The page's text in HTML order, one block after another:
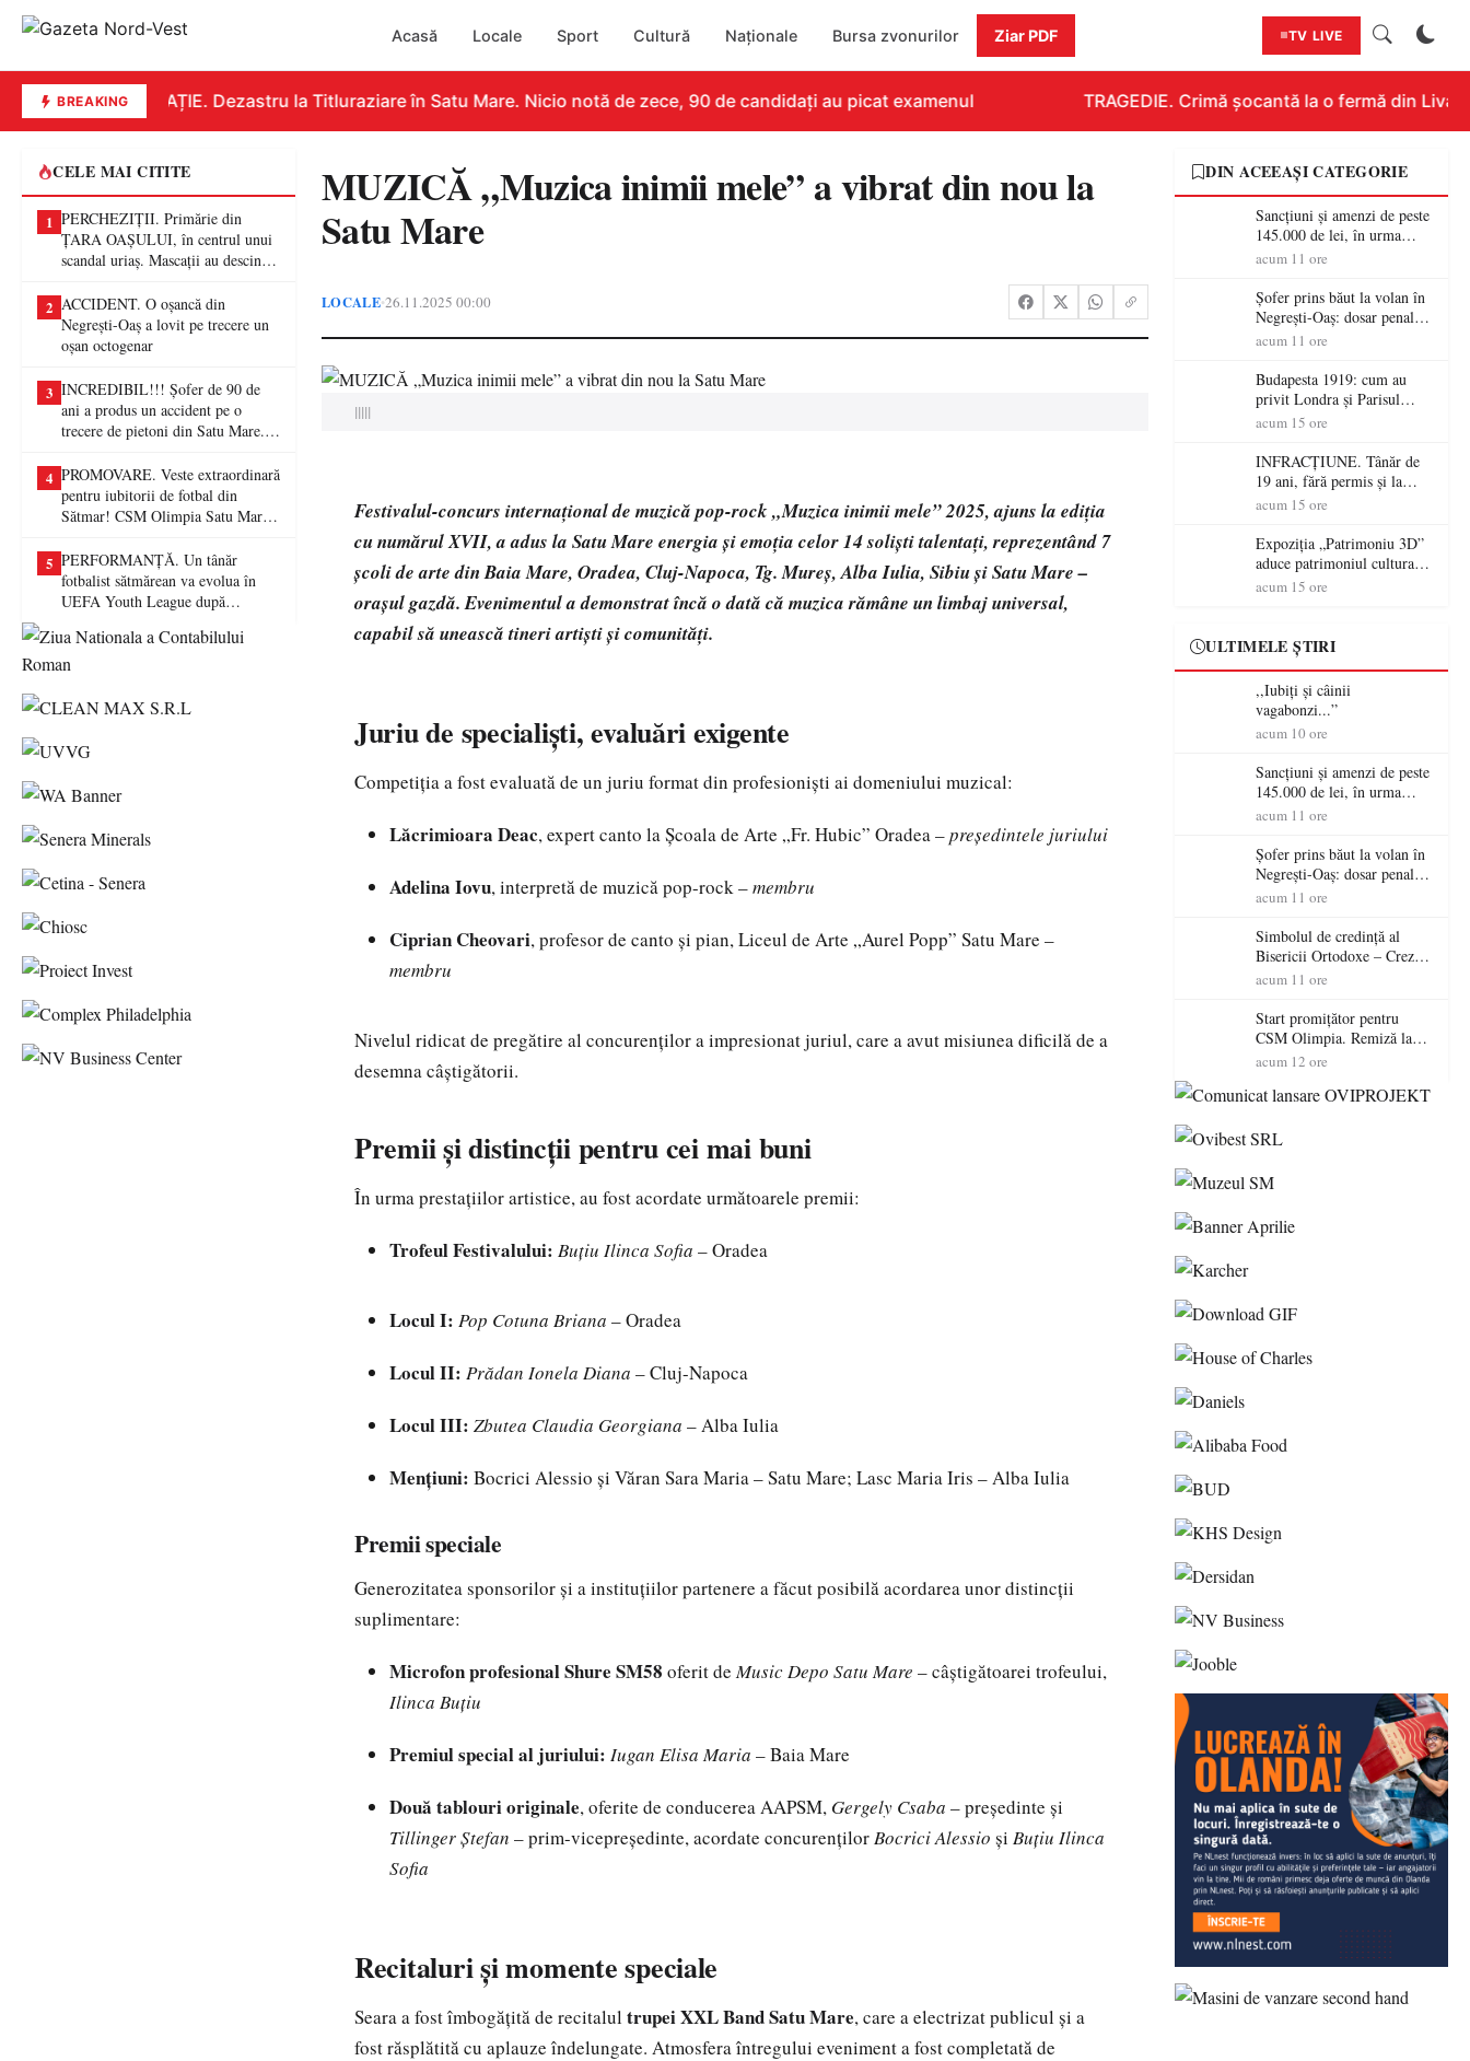
Acasă Locale Sport Cultură Naționale Bursa zvonurilor Ziar PDF TV LIVE
BREAKINGEDUCAȚIE. Dezastru la Titluraziare în Satu Mare. Nicio notă de zece, 90 de candidați au picat examenul TRAGEDIE. Crimă șocantă la o fermă din
CELE MAI CITITE
1 PERCHEZIȚII. Primărie din
ȚARA OAȘULUI, în centrul unui
scandal uriaș. Mascații au descins
fraude de proporții
2 ACCIDENT. O oșancă din
Negrești-Oaș a lovit pe trecere un
oșan octogenar
3 INCREDIBIL!!! Șofer de 90 de
ani a produs un accident pe o
trecere de pietoni din Satu Mare. O
4 PROMOVARE. Veste extraordinară
pentru iubitorii de fotbal din
Sătmar! CSM Olimpia Satu Mare
5 PERFORMANȚĂ. Un tânăr
fotbalist sătmărean va evolua în
UEFA Youth League după
MUZICĂ „Muzica inimii mele” a vibrat din nou la
Satu Mare
LOCALE•26.11.2025 00:00
|||||
Festivalul-concurs internațional de muzică pop-rock „Muzica inimii mele” 2025, ajuns la ediția
cu numărul XVII, a adus la Satu Mare energia și emoția celor 14 soliști talentați, reprezentând 7
școli de arte din Baia Mare, Oradea, Cluj-Napoca, Tg. Mureș, Alba Iulia, Sibiu și Satu Mare –
orașul gazdă. Evenimentul a demonstrat încă o dată că muzica rămâne un limbaj universal,
capabil să unească tineri artiști și comunități.
Juriu de specialiști, evaluări exigente
Competiția a fost evaluată de un juriu format din profesioniști ai domeniului muzical:
Lăcrimioara Deac, expert canto la Școala de Arte „Fr. Hubic” Oradea –președintele juriului
Adelina Iovu, interpretă de muzică pop-rock –membru
Ciprian Cheovari, profesor de canto și pian, Liceul de Arte „Aurel Popp” Satu Mare –
membru
Nivelul ridicat de pregătire al concurenților a impresionat juriul, care a avut misiunea dificilă de a
desemna câștigătorii.
Premii și distincții pentru cei mai buni
În urma prestațiilor artistice, au fost acordate următoarele premii:
Trofeul Festivalului: Buțiu Ilinca Sofia – Oradea
Locul I: Pop Cotuna Briana – Oradea
Locul II: Prădan Ionela Diana – Cluj-Napoca
Locul III: Zbutea Claudia Georgiana – Alba Iulia
Mențiuni: Bocrici Alessio și Văran Sara Maria – Satu Mare; Lasc Maria Iris – Alba Iulia
Premii speciale
Generozitatea sponsorilor și a instituțiilor partenere a făcut posibilă acordarea unor distincții
suplimentare:
Microfon profesional Shure SM58 oferit deMusic Depo Satu Mare – câștigătoarei trofeului,
Ilinca Buțiu
Premiul special al juriului: Iugan Elisa Maria – Baia Mare
Două tablouri originale, oferite de conducerea AAPSM, Gergely Csaba – președinte și
Tillinger Ștefan – prim-vicepreședinte, acordate concurențilorBocrici Alessio și Buțiu Ilinca
Sofia
Recitaluri și momente speciale
Seara a fost îmbogățită de recitalul trupei XXL Band Satu Mare, care a electrizat publicul și a
fost răsplătită cu aplauze îndelungate. Atmosfera întregului eveniment a fost completată de
DIN ACEEAȘI CATEGORIE
Sancțiuni și amenzi de peste
145.000 de lei, în urma
acțiunilor polițiștilor
acum 11 ore
Șofer prins băut la volan în
Negrești-Oaș: dosar penal
după un control al
acum 11 ore
Budapesta 1919: cum au
privit Londra și Parisul
ocupația românească și de ce
victorii militare ale
României a devenit o
controversă diplomatică
europeană ( partea a II-a)
acum 15 ore
INFRACȚIUNE. Tânăr de
19 ani, fără permis și la
volanul unei autoutilitare
acum 15 ore
Expoziția „Patrimoniu 3D”
aduce patrimoniul cultural
în era digitală la Castelul
acum 15 ore
ULTIMELE ȘTIRI
,,Iubiți și câinii
vagabonzi...”
acum 10 ore
Sancțiuni și amenzi de peste
145.000 de lei, în urma
acțiunilor polițiștilor
acum 11 ore
Șofer prins băut la volan în
Negrești-Oaș: dosar penal
după un control al
acum 11 ore
Simbolul de credinţă al
Bisericii Ortodoxe – Crezul
(3)
acum 11 ore
Start promițător pentru
CSM Olimpia. Remiză la
Dumbrăvița în debutul
acum 12 ore